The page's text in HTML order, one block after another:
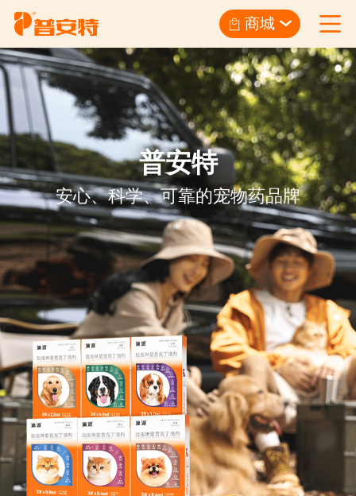
商城
普安特
安心、科学、可靠的宠物药品牌